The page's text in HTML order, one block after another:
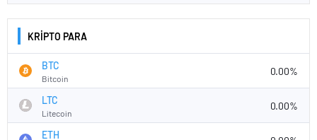
KRİPTO PARA
BTC
Bitcoin
0.00%
LTC
Litecoin
0.00%
ETH